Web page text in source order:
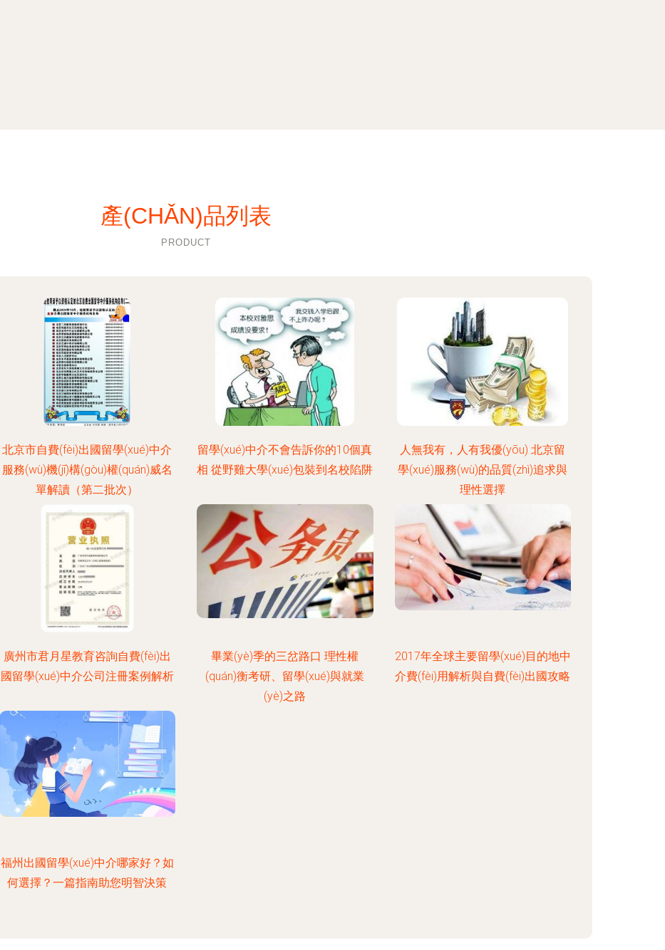
產(CHǍN)品列表
PRODUCT
北京市自費(fèi)出國留學(xué)中介
服務(wù)機(jī)構(gòu)權(quán)威名
單解讀（第二批次）
留學(xué)中介不會告訴你的10個真
相 從野雞大學(xué)包裝到名校陷阱
人無我有，人有我優(yōu) 北京留
學(xué)服務(wù)的品質(zhì)追求與
理性選擇
廣州市君月星教育咨詢自費(fèi)出
國留學(xué)中介公司注冊案例解析
畢業(yè)季的三岔路口 理性權
(quán)衡考研、留學(xué)與就業
(yè)之路
2017年全球主要留學(xué)目的地中
介費(fèi)用解析與自費(fèi)出國攻略
福州出國留學(xué)中介哪家好？如
何選擇？一篇指南助您明智決策